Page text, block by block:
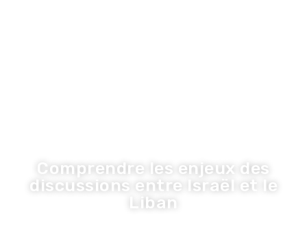
Comprendre les enjeux des
discussions entre Israël et le
Liban